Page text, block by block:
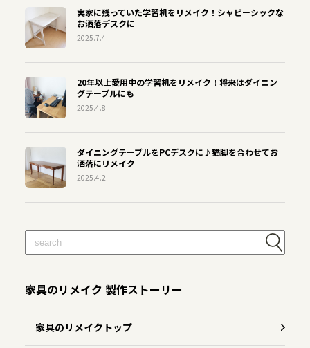
実家に残っていた学習机をリメイク！シャビーシックな
お洒落デスクに
2025.7.4
20年以上愛用中の学習机をリメイク！将来はダイニン
グテーブルにも
2025.4.8
ダイニングテーブルをPCデスクに♪猫脚を合わせてお
洒落にリメイク
2025.4.2
家具のリメイク 製作ストーリー
家具のリメイクトップ